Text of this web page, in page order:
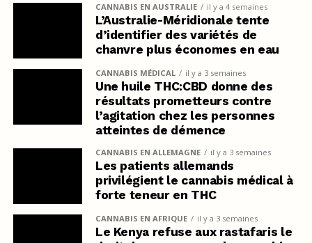
CANNABIS EN AUSTRALIE il y a 4 semaines
L’Australie-Méridionale tente
d’identifier des variétés de
chanvre plus économes en eau
CANNABIS MÉDICAL il y a 3 semaines
Une huile THC:CBD donne des
résultats prometteurs contre
l’agitation chez les personnes
atteintes de démence
CANNABIS EN ALLEMAGNE il y a 3 semaines
Les patients allemands
privilégient le cannabis médical à
forte teneur en THC
CANNABIS EN AFRIQUE il y a 3 semaines
Le Kenya refuse aux rastafaris le